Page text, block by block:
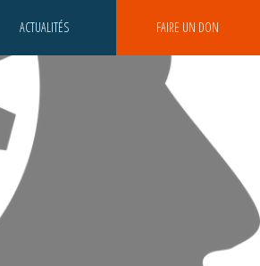
ACTUALITÉS FAIRE UN DON